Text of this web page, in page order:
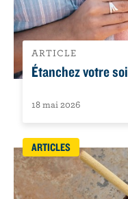
ARTICLE
Étanchez votre
18 mai 2026
ARTICLES